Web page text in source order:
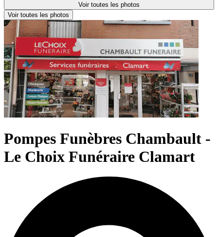
Voir toutes les photos
Voir toutes les photos
Pompes Funèbres Chambault -
Le Choix Funéraire Clamart